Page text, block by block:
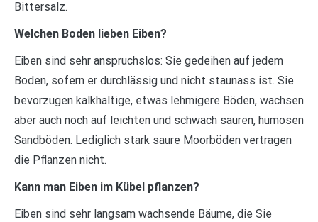
Bittersalz.
Welchen Boden lieben Eiben?
Eiben sind sehr anspruchslos: Sie gedeihen auf jedem
Boden, sofern er durchlässig und nicht staunass ist. Sie
bevorzugen kalkhaltige, etwas lehmigere Böden, wachsen
aber auch noch auf leichten und schwach sauren, humosen
Sandböden. Lediglich stark saure Moorböden vertragen
die Pflanzen nicht.
Kann man Eiben im Kübel pflanzen?
Eiben sind sehr langsam wachsende Bäume, die Sie